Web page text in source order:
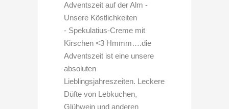
Adventszeit auf der Alm -
Unsere Köstlichkeiten
- Spekulatius-Creme mit
Kirschen <3 Hmmm….die
Adventszeit ist eine unsere
absoluten
Lieblingsjahreszeiten. Leckere
Düfte von Lebkuchen,
Glühwein und anderen